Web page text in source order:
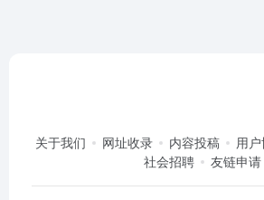
关于我们 网址收录 内容投稿 用
社会招聘
友链申请